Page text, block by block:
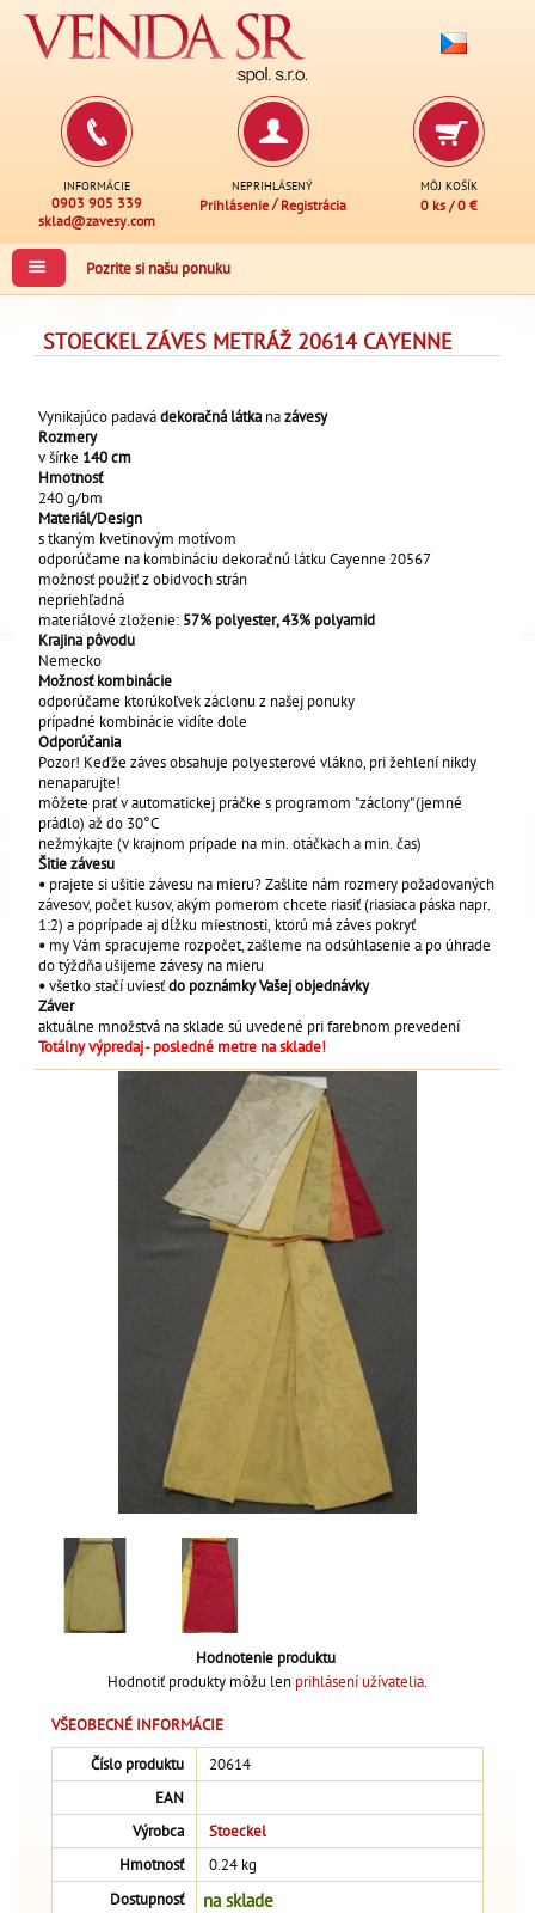
INFORMÁCIE
0903 905 339
sklad@zavesy.com
NEPRIHLÁSENÝ
Prihlásenie/ Registrácia
MÔJ KOŠÍK
0 ks /0 €
Pozrite si našu ponuku
Hodnotenie produktu
Hodnotiť produkty môžu len prihlásení užívatelia.
STOECKEL ZÁVES METRÁŽ 20614 CAYENNE
Vynikajúco padavádekoračná látka nazávesy
Rozmery
v šírke 140 cm
Hmotnosť
240 g/bm
Materiál/Design
s tkaným kvetinovým motívom
odporúčame na kombináciu dekoračnú látku Cayenne 20567
možnosť použiť z obidvoch strán
nepriehľadná
materiálové zloženie: 57% polyester, 43% polyamid
Krajina pôvodu
Nemecko
Možnosť kombinácie
odporúčame ktorúkoľvek záclonu z našej ponuky
prípadné kombinácie vidíte dole
Odporúčania
Pozor! Keďže záves obsahuje polyesterové vlákno, pri žehlení nikdy
nenaparujte!
môžete prať v automatickej práčke s programom "záclony" (jemné
prádlo) až do 30°C
nežmýkajte (v krajnom prípade na min. otáčkach a min. čas)
Šitie závesu
• prajete si ušitie závesu na mieru? Zašlite nám rozmery požadovaných
závesov, počet kusov, akým pomerom chcete riasiť (riasiaca páska napr.
1:2) a poprípade aj dĺžku miestnosti, ktorú má záves pokryť
• my Vám spracujeme rozpočet, zašleme na odsúhlasenie a po úhrade
do týždňa ušijeme závesy na mieru
•všetko stačí uviesťdo poznámky Vašej objednávky
Záver
aktuálne množstvá na sklade sú uvedené pri farebnom prevedení
Totálny výpredaj - posledné metre na sklade!
VŠEOBECNÉ INFORMÁCIE
Číslo produktu
20614
EAN
Výrobca
Stoeckel
Hmotnosť
0.24 kg
Dostupnosť
na sklade